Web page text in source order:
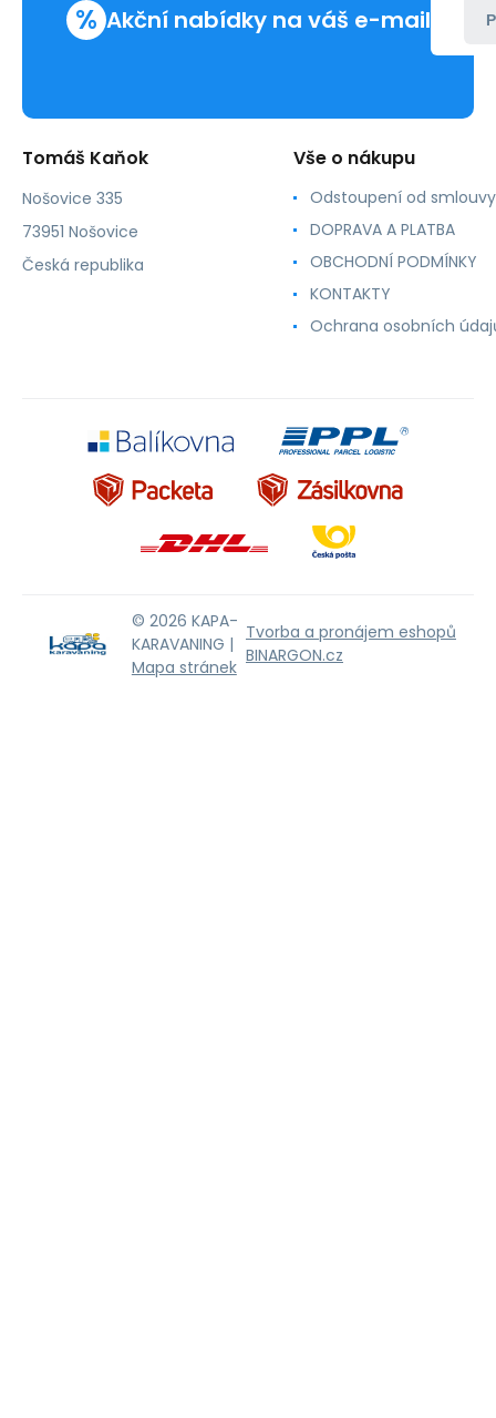
% Akční nabídky na váš e-mail
Tomáš Kaňok
Nošovice 335
73951 Nošovice
Česká republika
Vše o nákupu
Odstoupení od smlouvy
DOPRAVA A PLATBA
OBCHODNÍ PODMÍNKY
KONTAKTY
Ochrana osobních
© 2026 KAPA-
KARAVANING |
Mapa stránek
Tvorba a pronájem eshopů
BINARGON.cz